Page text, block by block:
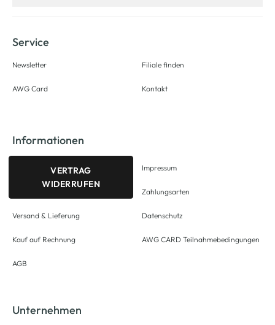
Service
Newsletter
AWG Card
Filiale finden
Kontakt
Informationen
VERTRAG
WIDERRUFEN
Versand & Lieferung
Kauf auf Rechnung
AGB
Impressum
Zahlungsarten
Datenschutz
AWG CARD Teilnahmebedingungen
Unternehmen